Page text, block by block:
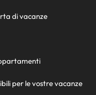
di vacanze
per le vostre vacanze